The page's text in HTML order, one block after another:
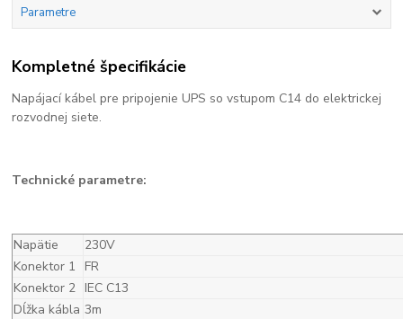
Parametre
Kompletné špecifikácie
Napájací kábel pre pripojenie UPS so vstupom C14 do elektrickej
rozvodnej siete.
Technické parametre:
Napätie
230V
Konektor 1
FR
Konektor 2 IEC C13
Dĺžka kábla 3m